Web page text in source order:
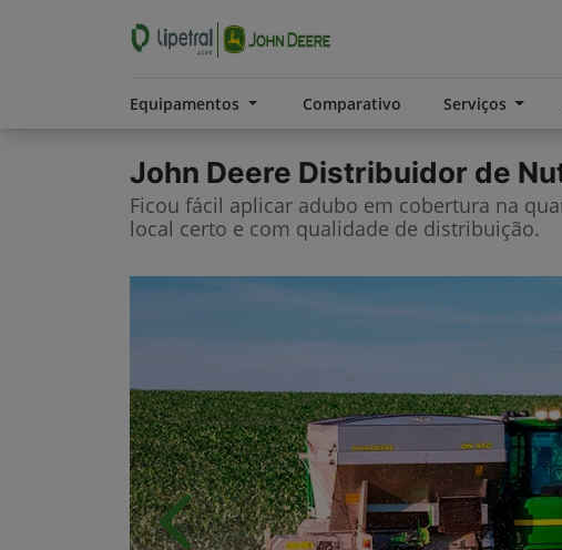
Equipamentos Comparativo Serviços
John Deere Distribuidor de
Ficou fácil aplicar adubo em cobertura na
local certo e com qualidade de distribuição.
Anterior